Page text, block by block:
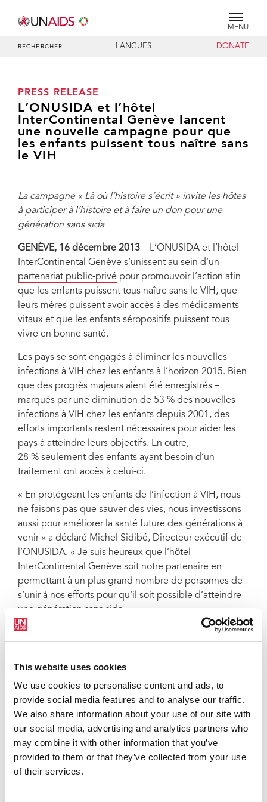
This website uses cookies
We use cookies to personalise content and ads, to
provide social media features and to analyse our traffic.
We also share information about your use of our site with
our social media, advertising and analytics partners who
may combine it with other information that you’ve
provided to them or that they’ve collected from your use
of their services.
MENU
RECHERCHER LANGUES DONATE
PRESS RELEASE
L’ONUSIDA et l’hôtel
InterContinental Genève lancent
une nouvelle campagne pour que
les enfants puissent tous naître sans
le VIH
La campagne « Là où l’histoire s’écrit » invite les hôtes
à participer à l’histoire et à faire un don pour une
génération sans sida
GENÈVE, 16 décembre 2013 – L’ONUSIDA et l’hôtel
InterContinental Genève s’unissent au sein d’un
partenariat public-privé pour promouvoir l’action afin
que les enfants puissent tous naître sans le VIH, que
leurs mères puissent avoir accès à des médicaments
vitaux et que les enfants séropositifs puissent tous
vivre en bonne santé.
Les pays se sont engagés à éliminer les nouvelles
infections à VIH chez les enfants à l’horizon 2015. Bien
que des progrès majeurs aient été enregistrés –
marqués par une diminution de 53 % des nouvelles
infections à VIH chez les enfants depuis 2001, des
efforts importants restent nécessaires pour aider les
pays à atteindre leurs objectifs. En outre,
28 % seulement des enfants ayant besoin d’un
traitement ont accès à celui-ci.
« En protégeant les enfants de l’infection à VIH, nous
ne faisons pas que sauver des vies, nous investissons
aussi pour améliorer la santé future des générations à
venir » a déclaré Michel Sidibé, Directeur exécutif de
l’ONUSIDA. « Je suis heureux que l’hôtel
InterContinental Genève soit notre partenaire en
permettant à un plus grand nombre de personnes de
s’unir à nos efforts pour qu’il soit possible d’atteindre
une génération sans sida ».
L’une des premières initiatives de ce partenariat est le
mobiliser des fonds au profit d’une génération sans
à l’hôtel le 16 décembre, la campagne« Là où
l’histoire s’écrit »invite les hôtes à participer à l’histoire
et à faire un don pour une génération sans sida. Le
personnel de l’hôtel aura pleinement son rôle à jouer
grâce à une formation de sensibilisation au sida et
pourra expliquer aux hôtes à quel point il est
important de protéger les enfants de l’infection à VIH.